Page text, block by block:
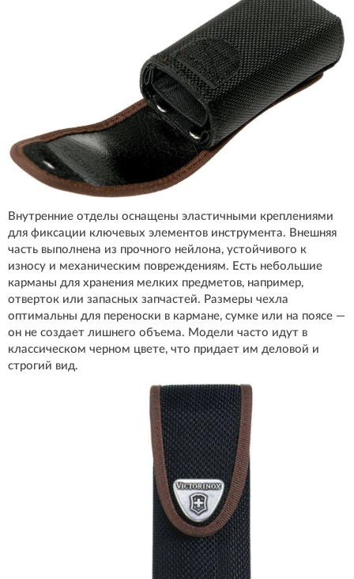
Внутренние отделы оснащены эластичными креплениями
для фиксации ключевых элементов инструмента. Внешняя
часть выполнена из прочного нейлона, устойчивого к
износу и механическим повреждениям. Есть небольшие
карманы для хранения мелких предметов, например,
отверток или запасных запчастей. Размеры чехла
оптимальны для переноски в кармане, сумке или на поясе —
он не создает лишнего объема. Модели часто идут в
классическом черном цвете, что придает им деловой и
строгий вид.